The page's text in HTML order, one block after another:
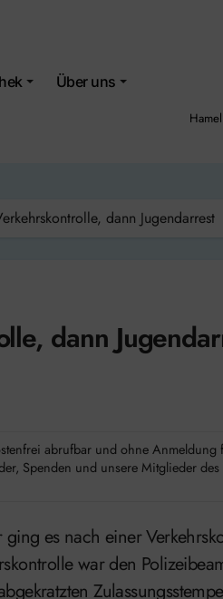
Über uns
dann Jugendarrest
dann
abrufbar und ohne Anmeldung
Spenden und unsere Mitglieder des
war den